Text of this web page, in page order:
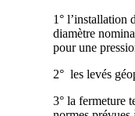
1° l’installation
diamètre
pour une
2° les levés
3° la fermeture